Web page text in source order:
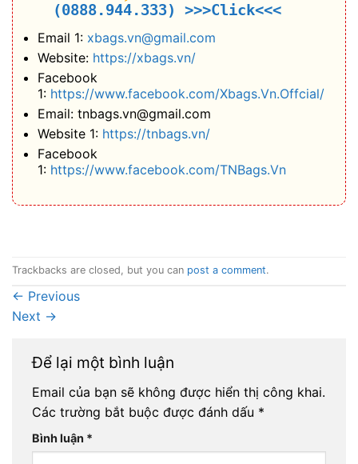
(0888.944.333) >>>Click<<<
Email 1: xbags.vn@gmail.com
Website: https://xbags.vn/
Facebook
1: https://www.facebook.com/Xbags.Vn.Offcial/
Email: tnbags.vn@gmail.com
Website 1: https://tnbags.vn/
Facebook
1: https://www.facebook.com/TNBags.Vn
Trackbacks are closed, but you can post a comment.
← Previous
Next →
Để lại một bình luận
Email của bạn sẽ không được hiển thị công khai.
Các trường bắt buộc được đánh dấu *
Bình luận *